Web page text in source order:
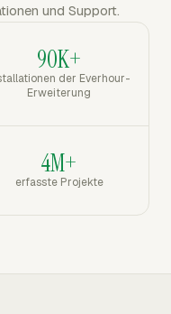
und Support.
90K+
der Everhour-
Erweiterung
4M+
erfasste Projekte